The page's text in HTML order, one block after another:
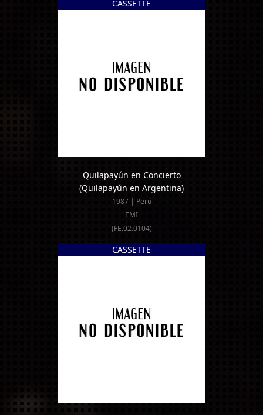
CASSETTE
Quilapayún en Concierto
(Quilapayún en Argentina)
1987 | Perú
EMI
(FE.02.0104)
CASSETTE